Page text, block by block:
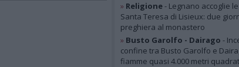
» Religione- Legnano accoglie
Santa Teresa di Lisieux: due
preghiera al monastero
» Busto Garolfo - Dairago -
confine tra Busto Garolfo e
fiamme quasi 4.000 metri